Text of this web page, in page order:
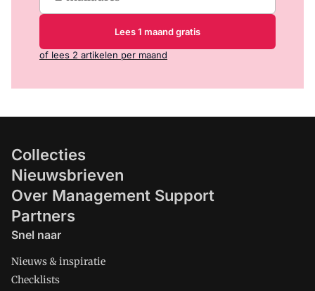
Lees 1 maand gratis
of lees 2 artikelen per maand
Collecties
Nieuwsbrieven
Over Management Support
Partners
Snel naar
Nieuws & inspiratie
Checklists